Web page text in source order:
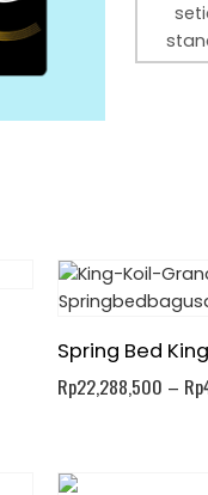
Spring Bed
Rp22,288,500 – Rp